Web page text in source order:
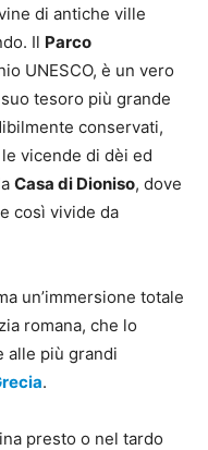
di antiche ville
Il Parco
UNESCO, è un vero
tesoro più grande
conservati,
vicende di dèi ed
Casa di Dioniso, dove
così vivide da
un’immersione totale
romana, che lo
alle più grandi
.
presto o nel tardo